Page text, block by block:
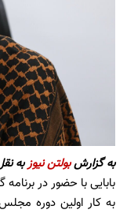
به گزارشبولتن نیوزبه
بابایی با حضور در
به کار اولین دوره